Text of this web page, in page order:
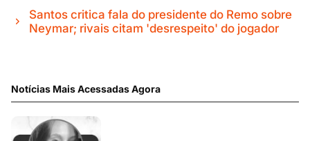
Santos critica fala do presidente do Remo sobre
Neymar; rivais citam 'desrespeito' do jogador
Notícias Mais Acessadas Agora